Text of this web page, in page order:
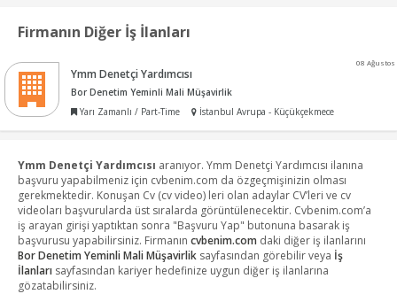
Firmanın Diğer İş İlanları
08 Ağustos
Ymm Denetçi Yardımcısı
Bor Denetim Yeminli Mali Müşavirlik
Yarı Zamanlı / Part-Time
İstanbul Avrupa - Küçükçekmece
Ymm Denetçi Yardımcısı aranıyor. Ymm Denetçi Yardımcısı ilanına
başvuru yapabilmeniz için cvbenim.com da özgeçmişinizin olması
gerekmektedir. Konuşan Cv (cv video) leri olan adaylar CV’leri ve cv
videoları başvurularda üst sıralarda görüntülenecektir. Cvbenim.com’a
iş arayan girişi yaptıktan sonra "Başvuru Yap" butonuna basarak iş
başvurusu yapabilirsiniz. Firmanın cvbenim.com daki diğer iş ilanlarını
Bor Denetim Yeminli Mali Müşavirlik sayfasından görebilir veya İş
İlanları sayfasından kariyer hedefinize uygun diğer iş ilanlarına
gözatabilirsiniz.